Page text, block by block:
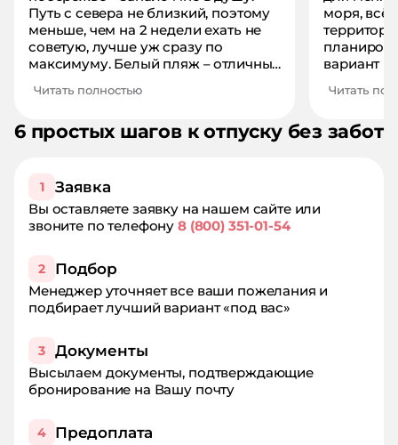
Путь с севера не близкий, поэтому
меньше, чем на 2 недели ехать не
советую, лучше уж сразу по
максимуму. Белый пляж – отличный
месте. Наш номер был на первом
красиво оформлено: деревянные
важно, чтобы красота вокруг. За
аккуратно и чисто. В бассейнах
купались пару раз, в основном
время отдыха я зарядилась
позитивной энергией этого места и
обязательно вернусь еще, как
поднакоплю денег)
Читать полностью
моря, всё
вариант
только
Читать
6 простых шагов к отпуску без забот
1 Заявка
Вы оставляете заявку на нашем сайте или
звоните по телефону8 (800) 351-01-54
2 Подбор
Менеджер уточняет все ваши пожелания и
подбирает лучший вариант «под вас»
3 Документы
Высылаем документы, подтверждающие
бронирование на Вашу почту
4 Предоплата